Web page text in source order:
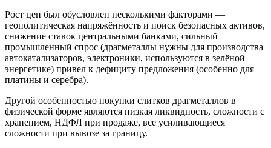
Рост цен был обусловлен несколькими факторами —
геополитическая напряжённость и поиск безопасных активов,
снижение ставок центральными банками, сильный
промышленный спрос (драгметаллы нужны для производства
автокатализаторов, электроники, используются в зелёной
энергетике) привел к дефициту предложения (особенно для
платины и серебра).
Другой особенностью покупки слитков драгметаллов в
физической форме являются низкая ликвидность, сложности с
хранением, НДФЛ при продаже, все усиливающиеся
сложности при вывозе за границу.